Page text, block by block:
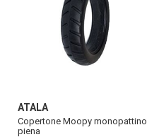
ATALA
Copertone Moopy monopattino
piena